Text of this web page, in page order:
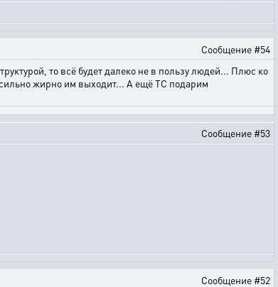
Сообщение #54
то всё будет далеко не в пользу людей... Плюс ко
сильно жирно им выходит... А ещё ТС подарим
Сообщение #53
Сообщение #52